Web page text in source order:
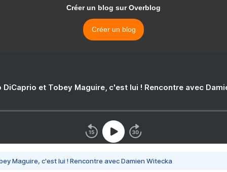
Créer un blog sur Overblog
Créer un blog
DiCaprio et Tobey Maguire, c'est lui ! Rencontre avec
Maguire, c'est lui ! Rencontre avec Damien Witecka